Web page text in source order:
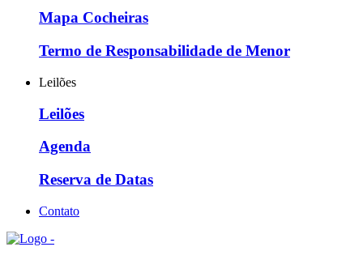
Mapa Cocheiras
Termo de Responsabilidade de Menor
Leilões
Leilões
Agenda
Reserva de Datas
Contato